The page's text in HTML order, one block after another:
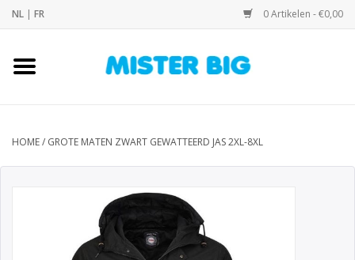
NL | FR 0 Artikelen - €0,00
Home
Onze Winkel
HOME/ GROTE MATEN ZWART GEWATTEERD JAS 2XL-8XL